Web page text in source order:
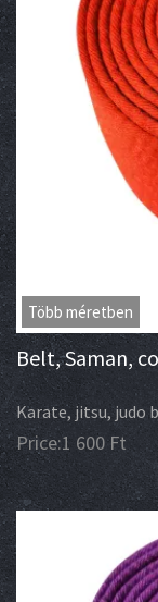
Több méretben
Belt, Saman,
Karate, jitsu, judo
Price:1 600Ft